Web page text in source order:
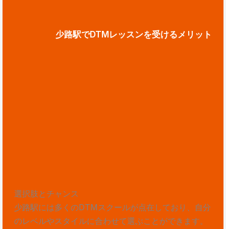
少路駅でDTMレッスンを受けるメリット
選択肢とチャンス
少路駅には多くのDTMスクールが点在しており、自分
のレベルやスタイルに合わせて選ぶことができます。